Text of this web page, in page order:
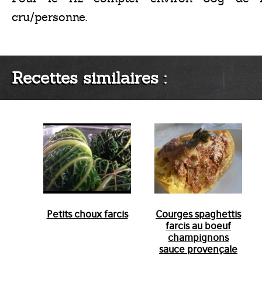
cru/personne.
Recettes similaires :
Petits choux farcis
Courges spaghettis
farcis au boeuf
champignons
sauce provençale